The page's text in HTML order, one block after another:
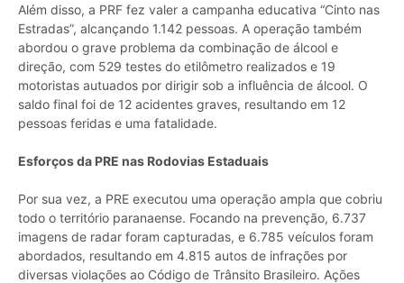
Além disso, a PRF fez valer a campanha educativa “Cinto nas
Estradas”, alcançando 1.142 pessoas. A operação também
abordou o grave problema da combinação de álcool e
direção, com 529 testes do etilômetro realizados e 19
motoristas autuados por dirigir sob a influência de álcool. O
saldo final foi de 12 acidentes graves, resultando em 12
pessoas feridas e uma fatalidade.
Esforços da PRE nas Rodovias Estaduais
Por sua vez, a PRE executou uma operação ampla que cobriu
todo o território paranaense. Focando na prevenção, 6.737
imagens de radar foram capturadas, e 6.785 veículos foram
abordados, resultando em 4.815 autos de infrações por
diversas violações ao Código de Trânsito Brasileiro. Ações